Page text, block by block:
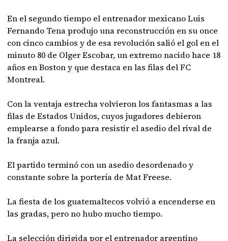
En el segundo tiempo el entrenador mexicano Luis
Fernando Tena produjo una reconstrucción en su once
con cinco cambios y de esa revolución salió el gol en el
minuto 80 de Olger Escobar, un extremo nacido hace 18
años en Boston y que destaca en las filas del FC
Montreal.
Con la ventaja estrecha volvieron los fantasmas a las
filas de Estados Unidos, cuyos jugadores debieron
emplearse a fondo para resistir el asedio del rival de
la franja azul.
El partido terminó con un asedio desordenado y
constante sobre la portería de Mat Freese.
La fiesta de los guatemaltecos volvió a encenderse en
las gradas, pero no hubo mucho tiempo.
La selección dirigida por el entrenador argentino